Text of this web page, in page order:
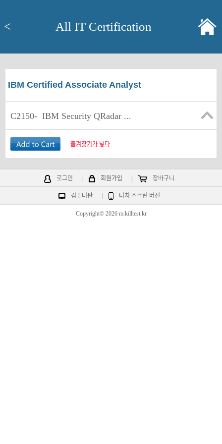
< All IT Certification
IBM Certified Associate Analyst
C2150- IBM Security QRadar ...
즐겨찾기가 넣다
로그인 회원가입 장바구니
컴퓨터판 터치 스크린 버전
Copyright© 2026 m.killtest.kr